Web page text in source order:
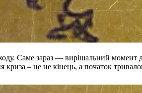
Саме зараз — вирішальний
– це не кінець, а початок